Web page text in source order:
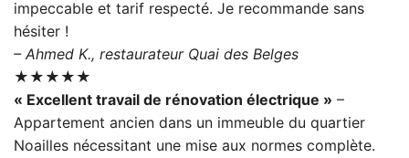
impeccable et tarif respecté. Je recommande sans
hésiter !
– Ahmed K., restaurateur Quai des Belges
★★★★★
« Excellent travail de rénovation électrique » –
Appartement ancien dans un immeuble du quartier
Noailles nécessitant une mise aux normes complète.